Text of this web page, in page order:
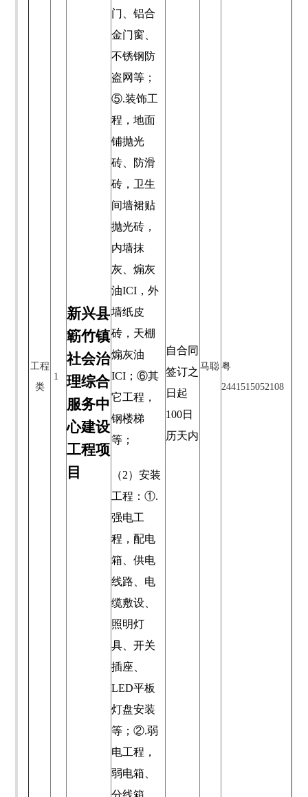
工程
类
1
新兴县
簕竹镇
社会治
理综合
服务中
心建设
工程项
目
门、铝合
金门窗、
不锈钢防
盗网等；
⑤.装饰工
程，地面
铺抛光
砖、防滑
砖，卫生
间墙裙贴
抛光砖，
内墙抹
灰、煽灰
油ICI，外
墙纸皮
砖，天棚
煽灰油
ICI；⑥其
它工程，
钢楼梯
等；
（2）安装
工程：①.
强电工
程，配电
箱、供电
线路、电
缆敷设、
照明灯
具、开关
插座、
LED平板
灯盘安装
等；②.弱
电工程，
弱电箱、
分线箱、
自合同
签订之
日起
100日
历天内
马聪 粤
2441515052108